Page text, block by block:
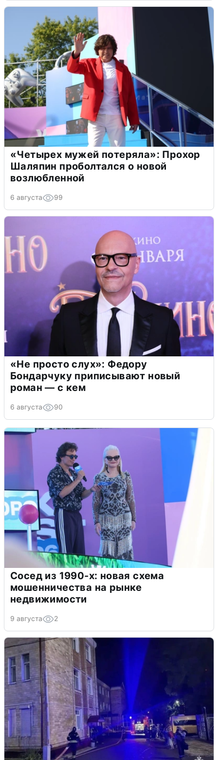
«Четырех мужей потеряла»: Прохор
Шаляпин проболтался о новой
возлюбленной
6 августа 99
«Не просто слух»: Федору
Бондарчуку приписывают новый
роман — с кем
6 августа 90
Сосед из 1990-х: новая схема
мошенничества на рынке
недвижимости
9 августа 2